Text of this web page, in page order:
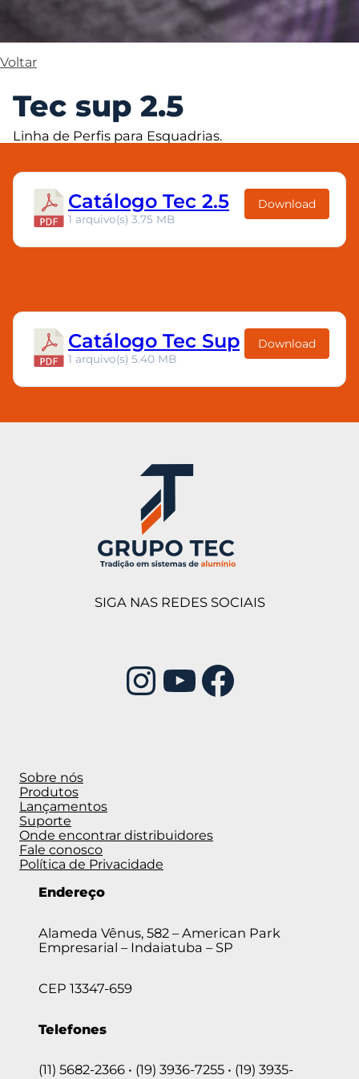
Voltar
Tec sup 2.5
Linha de Perfis para Esquadrias.
Catálogo Tec 2.5
1 arquivo(s) 3.75 MB
Download
Catálogo Tec Sup
1 arquivo(s) 5.40 MB
Download
SIGA NAS REDES SOCIAIS
InstagramYoutube Facebook
Sobre nós
Produtos
Lançamentos
Suporte
Onde encontrar distribuidores
Fale conosco
Política de Privacidade
Endereço
Alameda Vênus, 582 – American Park
Empresarial – Indaiatuba – SP
CEP 13347-659
Telefones
(11) 5682-2366 • (19) 3936-7255 • (19) 3935-